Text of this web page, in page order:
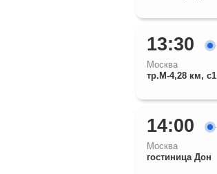
13:30
Москва
тр.М-4,28 км, с1
14:00
Москва
гостиница Дон